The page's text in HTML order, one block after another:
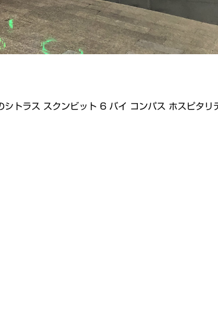
トラス スクンビット 6 バイ コンパス ホスピタリ